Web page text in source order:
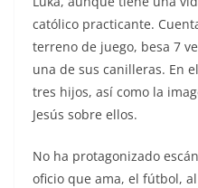
católico practicante.
terreno de juego, besa 7
una de sus canilleras. En
tres hijos, así como la
Jesús sobre ellos.
No ha protagonizado
oficio que ama, el fútbol,